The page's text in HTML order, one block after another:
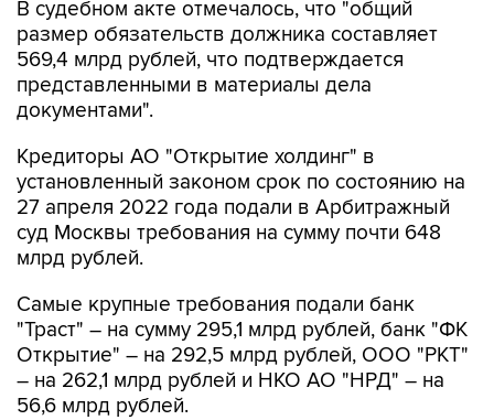
569,4 млрд рублей, что подтверждается
представленными в материалы дела
документами".
Кредиторы АО "Открытие холдинг" в
27 апреля 2022 года подали в Арбитражный
суд Москвы требования на сумму почти 648
млрд рублей.
Самые крупные требования подали банк
Открытие" – на 292,5 млрд рублей, ООО "РКТ"
– на 262,1 млрд рублей и НКО АО "НРД" – на
56,6 млрд рублей.
19 июля 2022 года суд признал "Открытие